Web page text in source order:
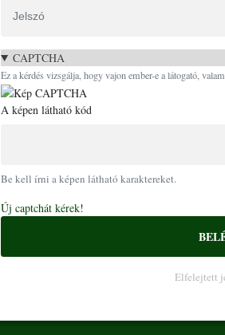
CAPTCHA
Ez a kérdés vizsgálja, hogy vajon ember-e a látogató,
A képen látható kód
Be kell írni a képen látható karaktereket.
Új captchát kérek!
Elfelejtett